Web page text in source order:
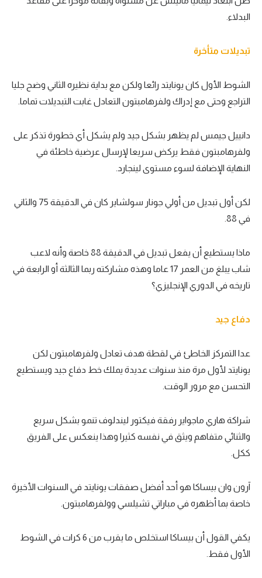
البدلاء.
تبديلات متأخرة
الشوط الأول كان يونايتد رائعا ولكن مع بداية نظيره الثاني وضح جليا
التراجع وحتى مع إدراك ولفرهامبتون التعادل غابت التبديلات تماما.
دانييل جيمس لم يظهر بشكل جيد ولم يشكل أي خطورة تذكر على
ولفرهامبتون فقط يركض سريعا لإرسال عرضية خاطئة في
النهاية الإضافة لسوء مستوى لينجارد.
لكن أول تبديل من أولي جونار سولشاير كان في الدقيقة 75 والثاني
في 88.
ماذا يستطيع أن يفعل تبديل في الدقيقة 88 خاصة وأنه لاعب
شاب يبلغ من العمر 17 عاما وهذه مشاركته ربما الثالثة أو الرابعة في
تاريخه في الدوري الإنجليزي؟
دفاع جيد
عدا التمركز الخاطئ في لقطة هدف تعادل ولفرهامبتون لكن
يونايتد لأول مرة منذ سنوات عديدة يملك خط دفاع جيد ويستطيع
التحسن مع مرور الوقت.
شراكة هاري ماجواير رفقة فيكتور ليندلوف تنمو بشكل سريع
والثنائي متفاهم ويثق في نفسه كثيرا وهذا ينعكس على الفريق
ككل.
آرون وان بيساكا هو أحد أفضل صفقات يونايتد في السنوات الأخيرة
خاصة بما أظهره في مباراتي تشيلسي وولفرهامبتون.
يكفي القول أن بيساكا استخلص ما يقرب من 6 كرات في الشوط
الأول فقط.